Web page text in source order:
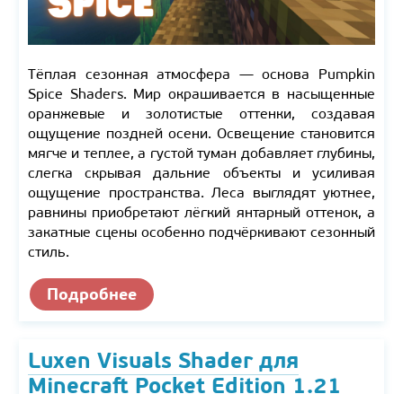
Тёплая сезонная атмосфера — основа Pumpkin
Spice Shaders. Мир окрашивается в насыщенные
оранжевые и золотистые оттенки, создавая
ощущение поздней осени. Освещение становится
мягче и теплее, а густой туман добавляет глубины,
слегка скрывая дальние объекты и усиливая
ощущение пространства. Леса выглядят уютнее,
равнины приобретают лёгкий янтарный оттенок, а
закатные сцены особенно подчёркивают сезонный
стиль.
Подробнее
Luxen Visuals Shader для
Minecraft Pocket Edition 1.21